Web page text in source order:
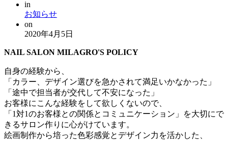
in
お知らせ
on
2020年4月5日
NAIL SALON MILAGRO'S POLICY
自身の経験から、
「カラー、デザイン選びを急かされて満足いかなかった」
「途中で担当者が交代して不安になった」
お客様にこんな経験をして欲しくないので、
「1対1のお客様との関係とコミュニケーション」を大切にで
きるサロン作りに心がけています。
絵画制作から培った色彩感覚とデザイン力を活かした、